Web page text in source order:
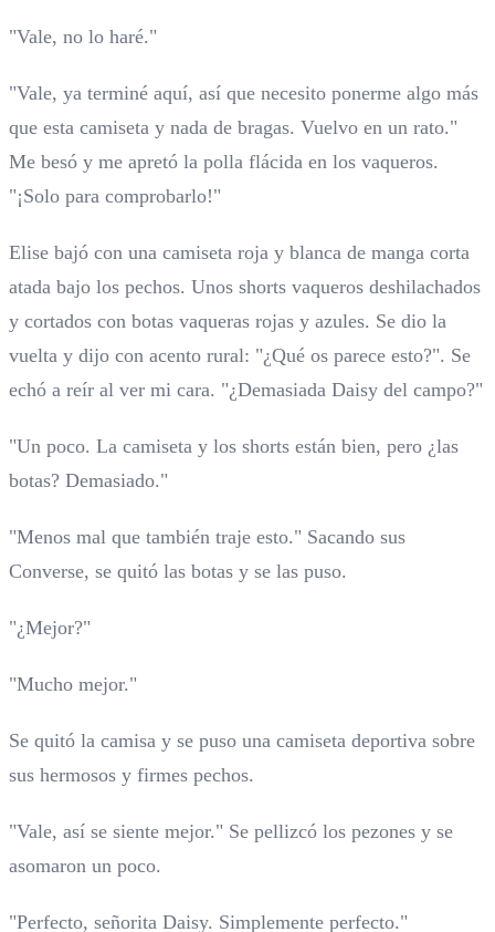
"Vale, no lo haré."
"Vale, ya terminé aquí, así que necesito ponerme algo más
que esta camiseta y nada de bragas. Vuelvo en un rato."
Me besó y me apretó la polla flácida en los vaqueros.
"¡Solo para comprobarlo!"
Elise bajó con una camiseta roja y blanca de manga corta
atada bajo los pechos. Unos shorts vaqueros deshilachados
y cortados con botas vaqueras rojas y azules. Se dio la
vuelta y dijo con acento rural: "¿Qué os parece esto?". Se
echó a reír al ver mi cara. "¿Demasiada Daisy del campo?"
"Un poco. La camiseta y los shorts están bien, pero ¿las
botas? Demasiado."
"Menos mal que también traje esto." Sacando sus
Converse, se quitó las botas y se las puso.
"¿Mejor?"
"Mucho mejor."
Se quitó la camisa y se puso una camiseta deportiva sobre
sus hermosos y firmes pechos.
"Vale, así se siente mejor." Se pellizcó los pezones y se
asomaron un poco.
"Perfecto, señorita Daisy. Simplemente perfecto."